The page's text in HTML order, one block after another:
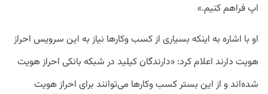
اپ فراهم کنیم.»
او با اشاره به اینکه بسیاری از کسب وکارها نیاز به این سرویس احراز
هویت دارند اعلام کرد: «دارندگان کیلید در شبکه بانکی احراز هویت
شده‌اند و از این بستر کسب وکارها می‌توانند برای احراز هویت